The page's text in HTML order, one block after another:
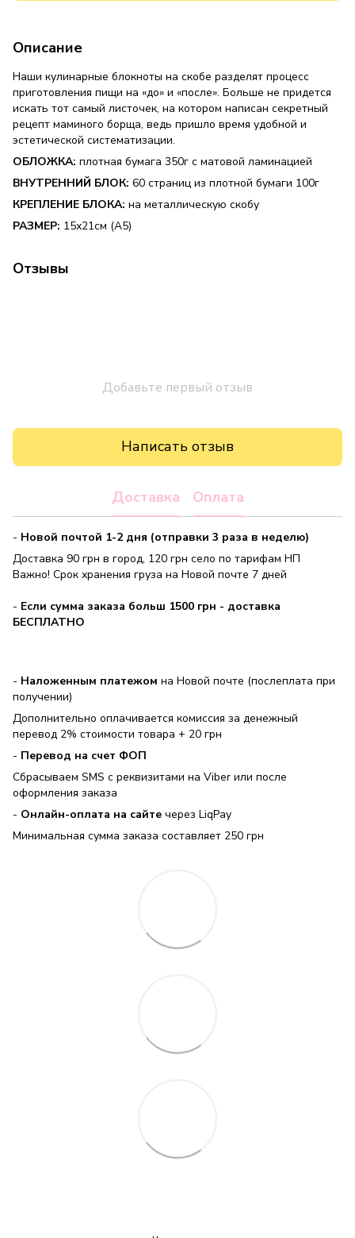
Описание
Наши кулинарные блокноты на скобе разделят процесс
приготовления пищи на «до» и «после». Больше не придется
искать тот самый листочек, на котором написан секретный
рецепт маминого борща, ведь пришло время удобной и
эстетической систематизации.
ОБЛОЖКА: плотная бумага 350г с матовой ламинацией
ВНУТРЕННИЙ БЛОК: 60 страниц из плотной бумаги 100г
КРЕПЛЕНИЕ БЛОКА: на металлическую скобу
РАЗМЕР: 15х21см (А5)
Отзывы
Добавьте первый отзыв
Написать отзыв
Доставка Оплата
- Новой почтой 1-2 дня (отправки 3 раза в неделю)
Доставка 90 грн в город, 120 грн село по тарифам НП
Важно! Срок хранения груза на Новой почте 7 дней
- Если сумма заказа больш 1500 грн - доставка
БЕСПЛАТНО
- Наложенным платежом на Новой почте (послеплата при
получении)
Дополнительно оплачивается комиссия за денежный
перевод 2% стоимости товара + 20 грн
- Перевод на счет ФОП
Сбрасываем SMS с реквизитами на Viber или после
оформления заказа
- Онлайн-оплата на сайте через LiqPay
Минимальная сумма заказа составляет 250 грн